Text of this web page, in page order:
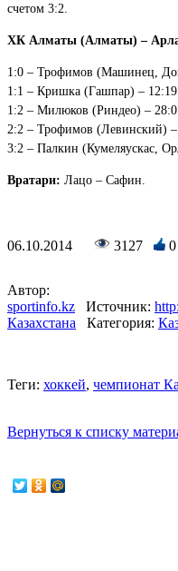
счетом 3:2.
ХК Алматы (Алматы) –
1:0 – Трофимов (Машинец,
1:1 – Кришка (Гашпар) – 12:19
1:2 – Милюков (Риндео) –
2:2 – Трофимов (Левинский)
3:2 – Палкин (Кумеляускас,
Вратари: Лацо – Сафин.
06.10.2014 3127 0
Автор:
sportinfo.kz
Источник:
Казахстана
Категория:
Теги: хоккей, чемпионат
Вернуться к списку